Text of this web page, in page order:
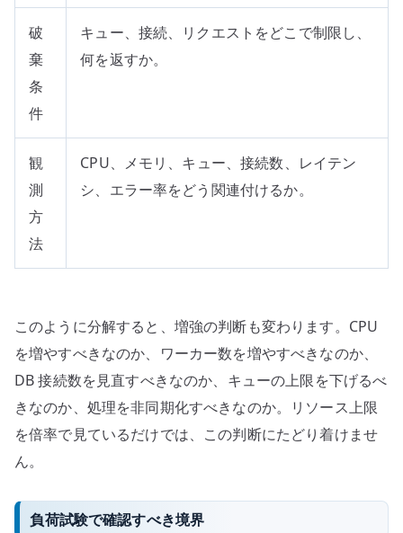
破
棄
条
件
キュー、接続、リクエストをどこで制限し、
何を返すか。
観
測
方
法
CPU、メモリ、キュー、接続数、レイテン
シ、エラー率をどう関連付けるか。
このように分解すると、増強の判断も変わります。CPU
を増やすべきなのか、ワーカー数を増やすべきなのか、
DB 接続数を見直すべきなのか、キューの上限を下げるべ
きなのか、処理を非同期化すべきなのか。リソース上限
を倍率で見ているだけでは、この判断にたどり着けませ
ん。
負荷試験で確認すべき境界